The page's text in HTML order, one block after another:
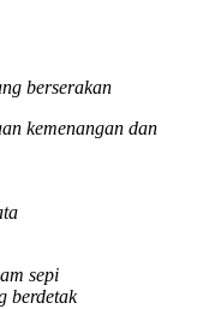
berserakan
kemenangan dan
sepi
berdetak